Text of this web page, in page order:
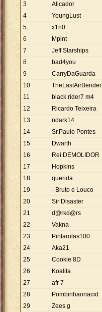
3
Alicador
4
YoungLust
5
x1n0
6
Mpint
7
Jeff Starships
8
bad4you
9
CarryDaGuarda
10
TheLastAirBender
11
black rider7 m4
12
Ricardo Teixeira
13
ndark14
14
Sr.Paulo Pontes
15
Dwarth
16
Rei DEMOLIDOR
17
Hopkins
18
querida
19
- Bruto e Louco
20
Sir Disaster
21
d@rkd@rs
22
Vakna
23
Pintarolas100
24
Aka21
25
Cookie 8D
26
Koalita
27
afr 7
28
Pombinhaonacid
29
Zees g